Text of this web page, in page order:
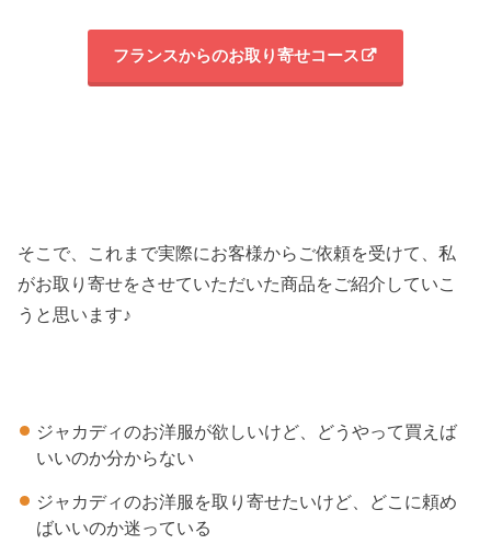
フランスからのお取り寄せコース
そこで、これまで実際にお客様からご依頼を受けて、私
がお取り寄せをさせていただいた商品をご紹介していこ
うと思います♪
ジャカディのお洋服が欲しいけど、どうやって買えば
いいのか分からない
ジャカディのお洋服を取り寄せたいけど、どこに頼め
ばいいのか迷っている